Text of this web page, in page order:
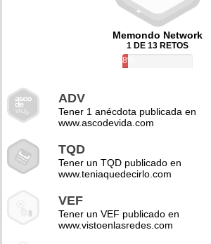
Memondo Network
1 DE 13 RETOS
8%
ADV
Tener 1 anécdota publicada en
www.ascodevida.com
TQD
Tener un TQD publicado en
www.teniaquedecirlo.com
VEF
Tener un VEF publicado en
www.vistoenlasredes.com